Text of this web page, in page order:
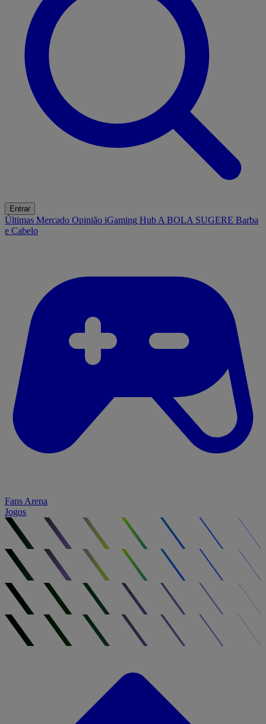
Entrar
Últimas Mercado Opinião iGaming Hub A BOLA SUGERE Barba
e Cabelo
Fans Arena
Jogos